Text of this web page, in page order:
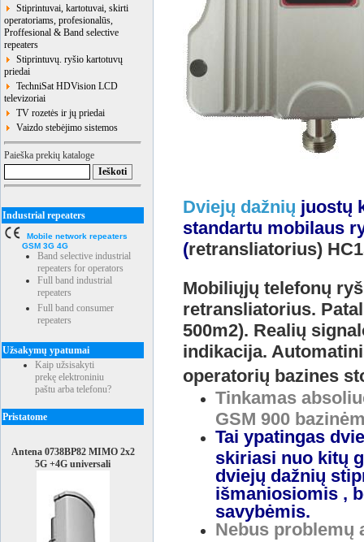
Stiprintuvai, kartotuvai, skirti
operatoriams, profesionalūs,
Proffesional & Band selective
repeaters
Stiprintuvų. ryšio kartotuvų
priedai
TechniSat HDVision LCD
televizoriai
TV rozetės ir jų priedai
Vaizdo stebėjimo sistemos
Paieška prekių kataloge
Industrial repeaters
Mobile network repeaters
GSM 3G 4G
Band selective industrial
repeaters for operators
Full band industrial
repeaters
Full band consumer
repeaters
Užsakymų ypatumai
Kaip užsisakyti
prekę elektroniniu
paštu arba telefonu?
Pristatome
Antena 0738BP82 MIMO 2x2
5G +4G universali
Dviejų dažnių juostų
standartu mobilaus
(retransliatorius)
Mobiliųjų telefonų
retransliatorius.
500m2). Realių
indikacija.
operatorių bazines
Tinkamas
GSM 900
Tai ypatingas
skiriasi nuo kitų
dviejų dažnių
išmaniosiomis ,
savybėmis.
Nebus problemų